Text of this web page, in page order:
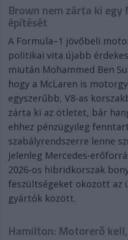
Brown nem zárta ki
építését
A Formula–1 jövőbeli
politikai vita újabb
miután Mohammed Ben
hogy a McLaren is
egyszerűbb, V8-as
zárta ki az ötletet, bár
ehhez pénzügyileg
szabályrendszerre lenne
jelenleg Mercedes-
2026-os hibridkorszak
feszültségeket okozott az
gyártók között.
Hamilton: Motorerő